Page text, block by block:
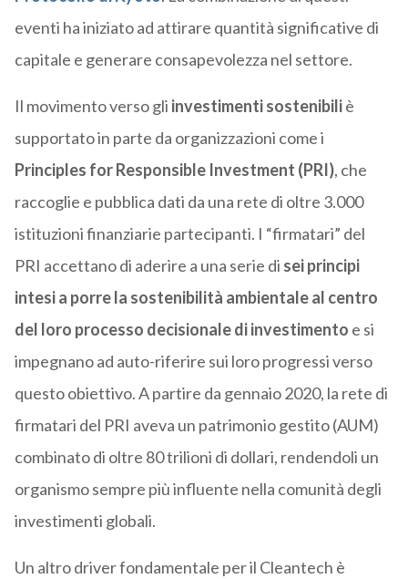
eventi ha iniziato ad attirare quantità significative di
capitale e generare consapevolezza nel settore.
Il movimento verso gli investimenti sostenibiliè
supportato in parte da organizzazioni come i
Principles for Responsible Investment (PRI), che
raccoglie e pubblica dati da una rete di oltre 3.000
istituzioni finanziarie partecipanti. I “firmatari” del
PRI accettano di aderire a una serie di sei principi
intesi a porre la sostenibilità ambientale al centro
del loro processo decisionale di investimento e si
impegnano ad auto-riferire sui loro progressi verso
questo obiettivo. A partire da gennaio 2020, la rete di
firmatari del PRI aveva un patrimonio gestito (AUM)
combinato di oltre 80 trilioni di dollari, rendendoli un
organismo sempre più influente nella comunità degli
investimenti globali.
Un altro driver fondamentale per il Cleantech è